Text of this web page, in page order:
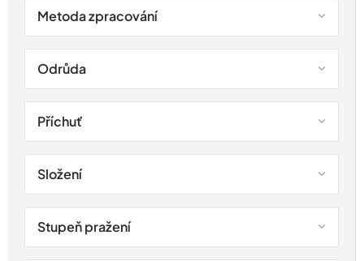
Metoda zpracování
Odrůda
Příchuť
Složení
Stupeň pražení